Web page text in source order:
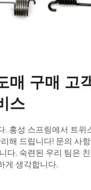
매 구매 고
스
. 홍성 스프링에서 트위
해 드립니다! 문의 사
다. 숙련된 우리 팀은
게 생각합니다.